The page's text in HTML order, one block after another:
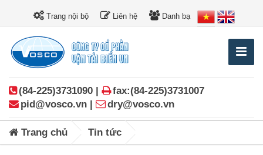
Trang nội bộ Liên hệ Danh bạ
(84-225)3731090 |
fax:(84-225)3731007
pid@vosco.vn |
dry@vosco.vn
Trang chủ Tin tức